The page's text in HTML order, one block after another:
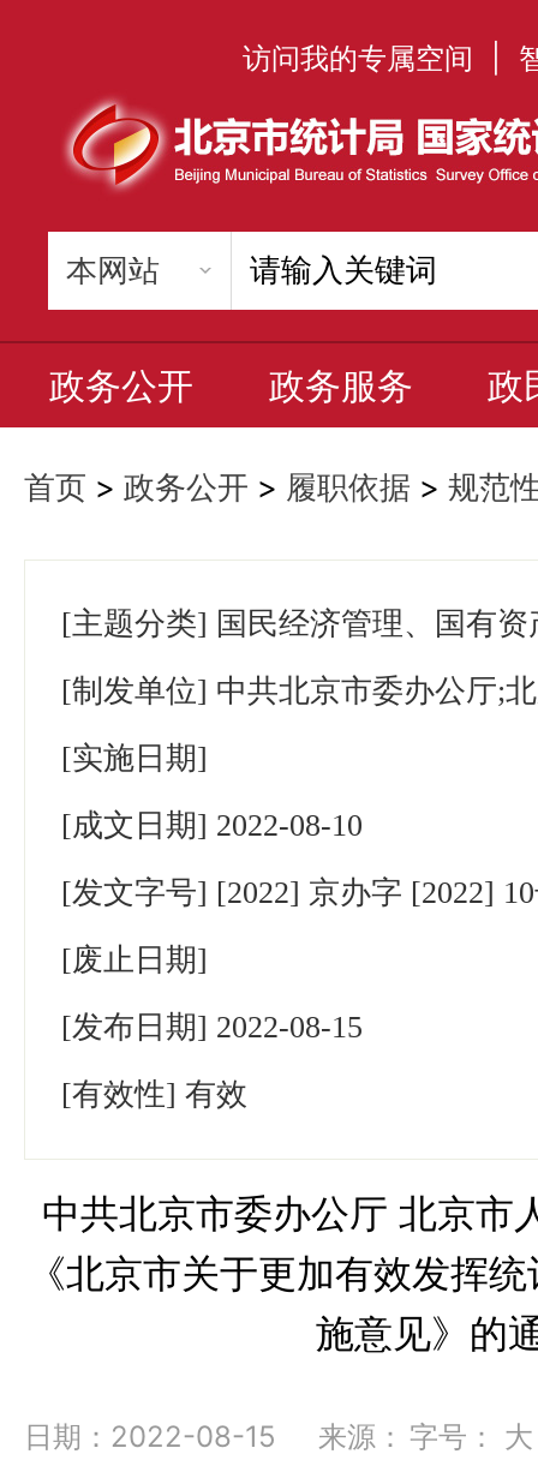
访问我的专属空间
政务公开 政务服务 政
首页 > 政务公开 > 履职依据 > 规范
[主题分类] 国民经济管理、国有
[制发单位] 中共北京市委办公厅;
[实施日期]
[成文日期] 2022-08-10
[发文字号] [2022] 京办字 [2022]
[废止日期]
[发布日期] 2022-08-15
[有效性] 有效
中共北京市委办公厅 北京市
《北京市关于更加有效发挥
施意见》的
字号： 大
日期：2022-08-15 来源：